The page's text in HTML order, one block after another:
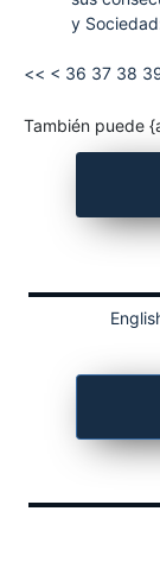
y
<< < 36 37 38
También puede